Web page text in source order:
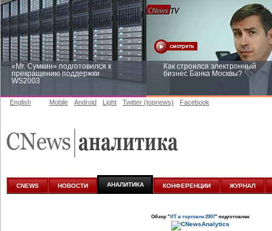
«Mr. Сумкин» подготовился к
прекращению поддержки
WS2003
Как строился электронный
бизнес Банка Москвы?
аналитике
English Mobile Android Light Twitter (topnews) Facebook
CNEWS НОВОСТИ АНАЛИТИКА КОНФЕРЕНЦИИ ЖУРНАЛ
Обзор "ИТ в торговле 2007" подготовлен